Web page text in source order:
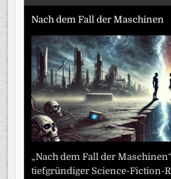
Nach dem Fall der Maschinen
„Nach dem Fall der
tiefgründiger Science-Fiction-